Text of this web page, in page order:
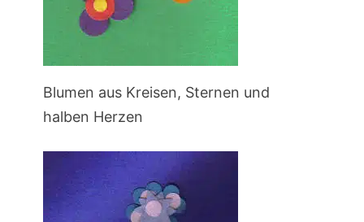
Blumen aus Kreisen, Sternen und
halben Herzen